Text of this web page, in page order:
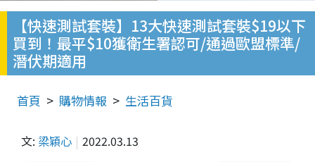
【快速測試套裝】13大快速測試套裝$19以下
買到！最平$10獲衛生署認可/通過歐盟標準/
潛伏期適用
首頁 購物情報 生活百貨
文: 梁穎心 2022.03.13